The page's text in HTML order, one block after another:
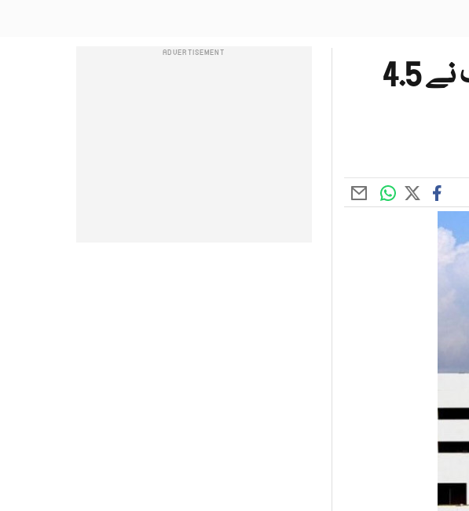
کفایت شعاری اصلاحات؛ قومی اسمبلی سیکریٹریٹ نے 4.5